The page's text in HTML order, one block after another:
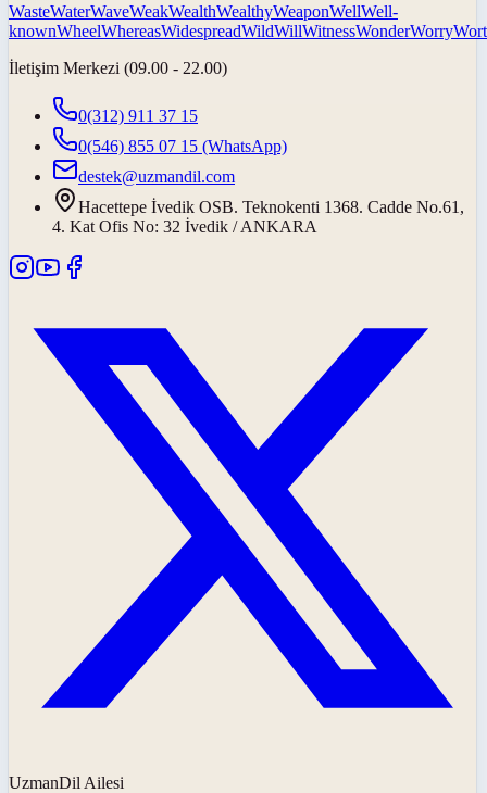
WasteWaterWaveWeakWealthWealthyWeaponWellWell-
knownWheelWhereasWidespreadWildWillWitnessWonderWorry
İletişim Merkezi (09.00 - 22.00)
0(312) 911 37 15
0(546) 855 07 15 (WhatsApp)
destek@uzmandil.com
Hacettepe İvedik OSB. Teknokenti 1368. Cadde No.61,
4. Kat Ofis No: 32 İvedik / ANKARA
UzmanDil Ailesi